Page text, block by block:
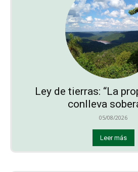
Ley de tierras: “La
conlleva
05/08/2026
Leer más